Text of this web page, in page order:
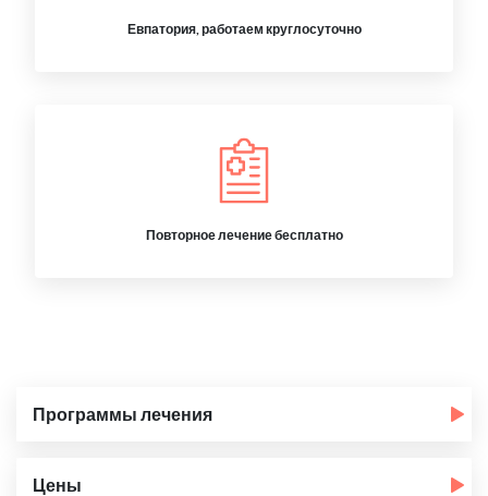
Евпатория, работаем круглосуточно
Повторное лечение бесплатно
Программы лечения
Цены